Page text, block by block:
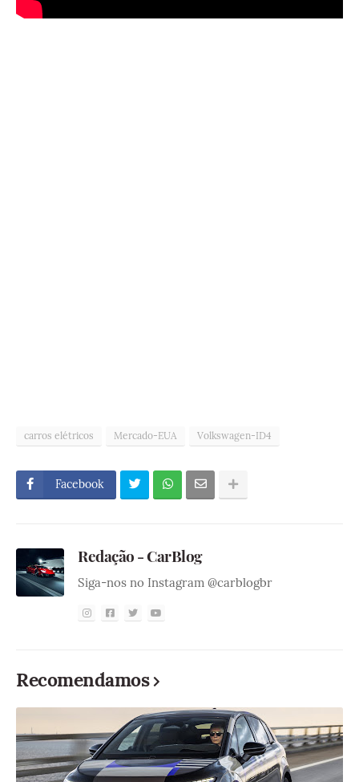
carros elétricos Mercado-EUA Volkswagen-ID4
Facebook
Redação - CarBlog
Siga-nos no Instagram @carblogbr
Recomendamos